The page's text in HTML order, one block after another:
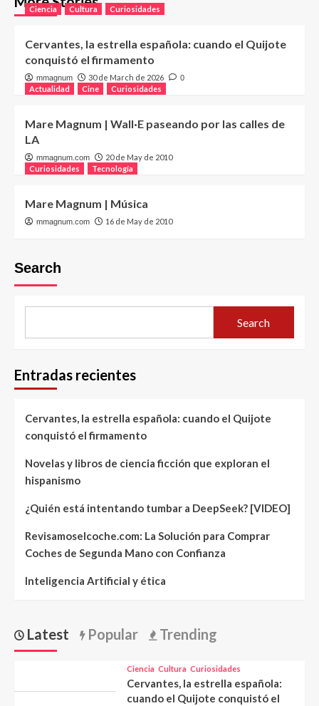
Ciencia Cultura Curiosidades
Cervantes, la estrella española: cuando el Quijote
conquistó el firmamento
mmagnum 30 de March de 2026 0
Actualidad Cine Curiosidades
Mare Magnum | Wall·E paseando por las calles de
LA
mmagnum.com
20 de May de 2010
Curiosidades
Tecnología
Mare Magnum | Música
mmagnum.com 16 de May de 2010
Search
Search
Entradas recientes
Cervantes, la estrella española: cuando el Quijote
conquistó el firmamento
Novelas y libros de ciencia ficción que exploran el
hispanismo
¿Quién está intentando tumbar a DeepSeek? [VIDEO]
Revisamoselcoche.com: La Solución para Comprar
Coches de Segunda Mano con Confianza
Inteligencia Artificial y ética
Latest Popular Trending
Ciencia Cultura Curiosidades
Cervantes, la estrella española:
cuando el Quijote conquistó el